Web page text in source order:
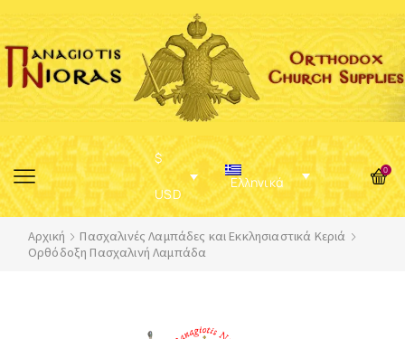
$
USD
Ελληνικά
0
Αρχική
Πασχαλινές Λαμπάδες και Εκκλησιαστικά Κεριά
Ορθόδοξη Πασχαλινή Λαμπάδα